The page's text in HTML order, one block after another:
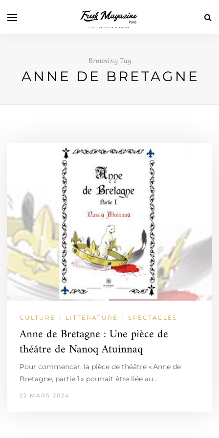
Browsing Tag
ANNE DE BRETAGNE
CULTURE / LITTERATURE / SPECTACLES
Anne de Bretagne : Une pièce de
théâtre de Nanoq Atuinnaq
Pour commencer, la pièce de théâtre « Anne de
Bretagne, partie 1 » pourrait être liée au…
22 MARS 2024